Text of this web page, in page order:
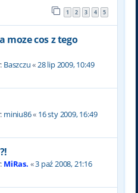
1 2 3 4 5
moze cos z tego
Baszczu«28 lip 2009, 10:49
miniu86« 16 sty 2009, 16:49
MiRas. «3 paź 2008, 21:16